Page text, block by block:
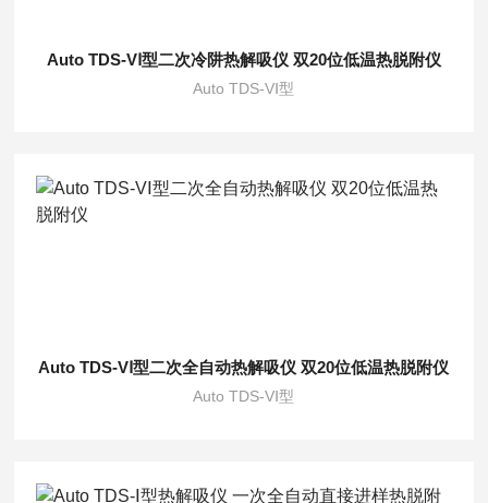
Auto TDS-VⅠ型二次冷阱热解吸仪 双20位低温热脱附仪
Auto TDS-VⅠ型
Auto TDS-VⅠ型二次全自动热解吸仪 双20位低温热脱附仪
Auto TDS-VⅠ型